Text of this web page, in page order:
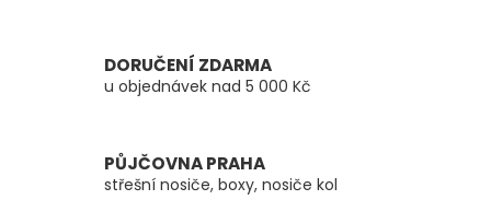
DORUČENÍ ZDARMA
u objednávek nad 5 000 Kč
PŮJČOVNA PRAHA
střešní nosiče, boxy, nosiče kol